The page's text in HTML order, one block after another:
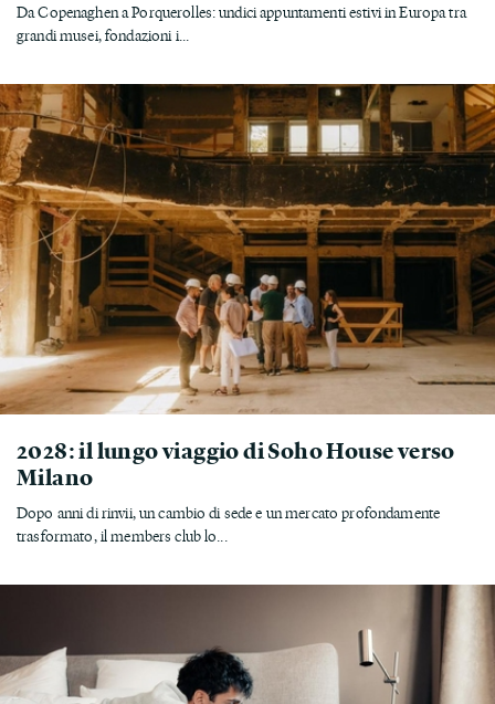
Da Copenaghen a Porquerolles: undici appuntamenti estivi in Europa tra
grandi musei, fondazioni i...
2028: il lungo viaggio di Soho House verso
Milano
Dopo anni di rinvii, un cambio di sede e un mercato profondamente
trasformato, il members club lo...